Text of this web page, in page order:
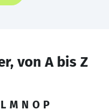
von A bis Z
L M N O P